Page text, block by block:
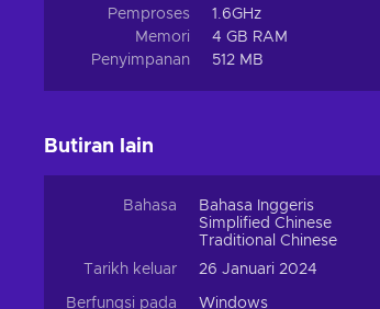
Pemproses
1.6GHz
Memori
4 GB RAM
Penyimpanan
512 MB
Butiran lain
Bahasa
Bahasa Inggeris
Simplified Chinese
Traditional Chinese
Tarikh keluar
26 Januari 2024
Berfungsi pada Windows